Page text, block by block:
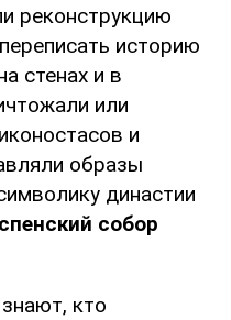
реконструкцию
историю
стенах и в
или
и
образы
династии
собор
кто